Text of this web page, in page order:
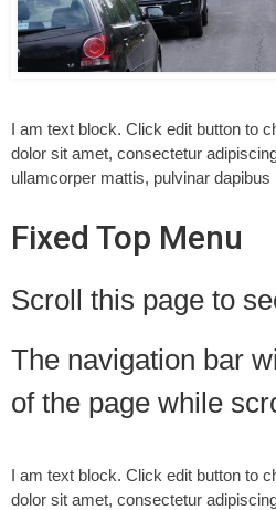
I am text block. Click edit button to
dolor sit amet, consectetur
ullamcorper mattis, pulvinar dapibus
Fixed Top Menu
Scroll this page to
The navigation bar
of the page while
I am text block. Click edit button to
dolor sit amet, consectetur